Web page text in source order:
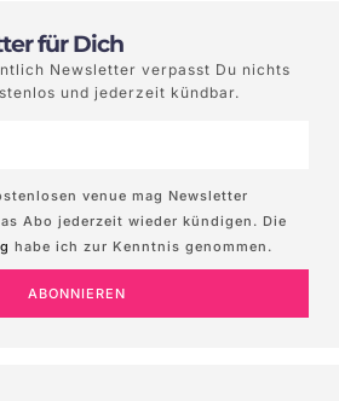
für Dich
Newsletter verpasst Du nichts
und jederzeit kündbar.
venue mag Newsletter
Abo jederzeit wieder kündigen. Die
habe ich zur Kenntnis genommen.
ABONNIEREN